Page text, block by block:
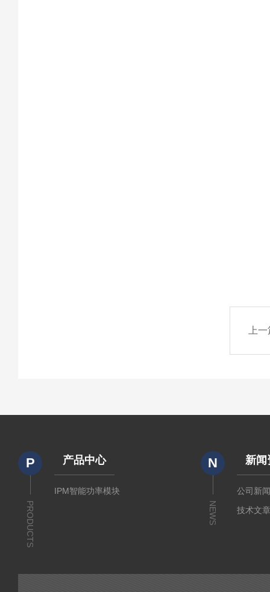
上
P
PRODUCTS
产品中心
IPM智能功率模块
N
NEWS
新闻
公司新
技术文